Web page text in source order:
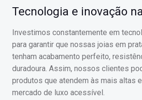
Tecnologia e inovação
Investimos constantemente em
para garantir que nossas joias em
tenham acabamento perfeito,
duradoura. Assim, nossos clientes
produtos que atendem às mais altas
mercado de luxo acessível.